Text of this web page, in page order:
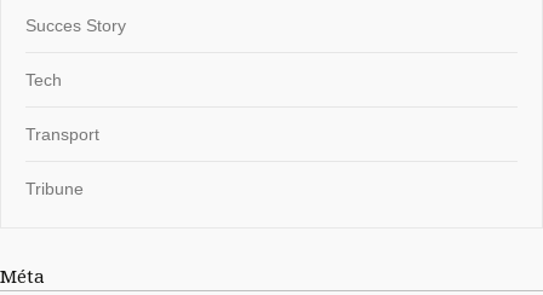
Succes Story
Tech
Transport
Tribune
Méta